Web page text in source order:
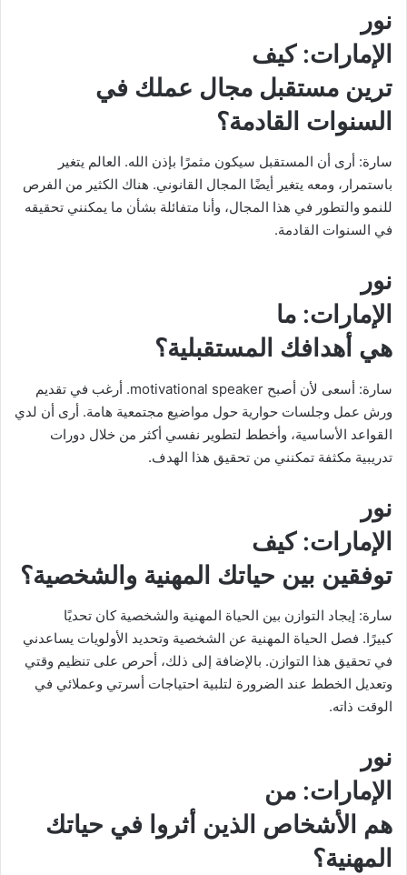
نور
الإمارات: كيف
ترين مستقبل مجال عملك في
السنوات القادمة؟
سارة: أرى أن المستقبل سيكون مثمرًا بإذن الله. العالم يتغير
باستمرار، ومعه يتغير أيضًا المجال القانوني. هناك الكثير من الفرص
للنمو والتطور في هذا المجال، وأنا متفائلة بشأن ما يمكنني تحقيقه
في السنوات القادمة.
نور
الإمارات: ما
هي أهدافك المستقبلية؟
سارة: أسعى لأن أصبح motivational speaker. أرغب في تقديم
ورش عمل وجلسات حوارية حول مواضيع مجتمعية هامة. أرى أن لدي
القواعد الأساسية، وأخطط لتطوير نفسي أكثر من خلال دورات
تدريبية مكثفة تمكنني من تحقيق هذا الهدف.
نور
الإمارات: كيف
توفقين بين حياتك المهنية والشخصية؟
سارة: إيجاد التوازن بين الحياة المهنية والشخصية كان تحديًا
كبيرًا. فصل الحياة المهنية عن الشخصية وتحديد الأولويات يساعدني
في تحقيق هذا التوازن. بالإضافة إلى ذلك، أحرص على تنظيم وقتي
وتعديل الخطط عند الضرورة لتلبية احتياجات أسرتي وعملائي في
الوقت ذاته.
نور
الإمارات: من
هم الأشخاص الذين أثروا في حياتك
المهنية؟